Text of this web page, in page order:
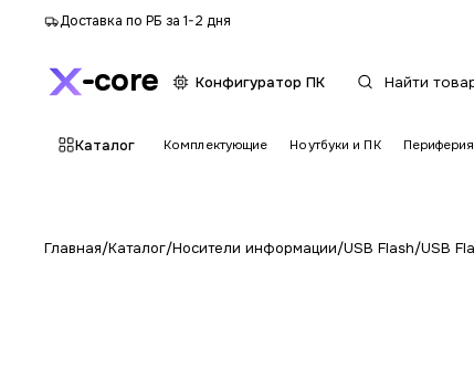
Доставка по РБ за 1-2 дня
core Конфигуратор ПК
Каталог Комплектующие Ноутбуки и ПК Периферия
Главная/Каталог/Носители информации/USB Flash/USB